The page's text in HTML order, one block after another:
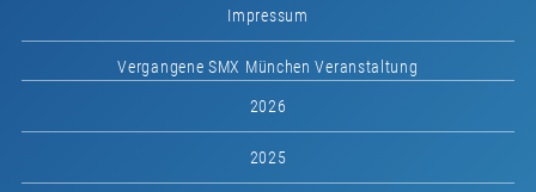
Impressum
Vergangene SMX München Veranstaltung
2026
2025